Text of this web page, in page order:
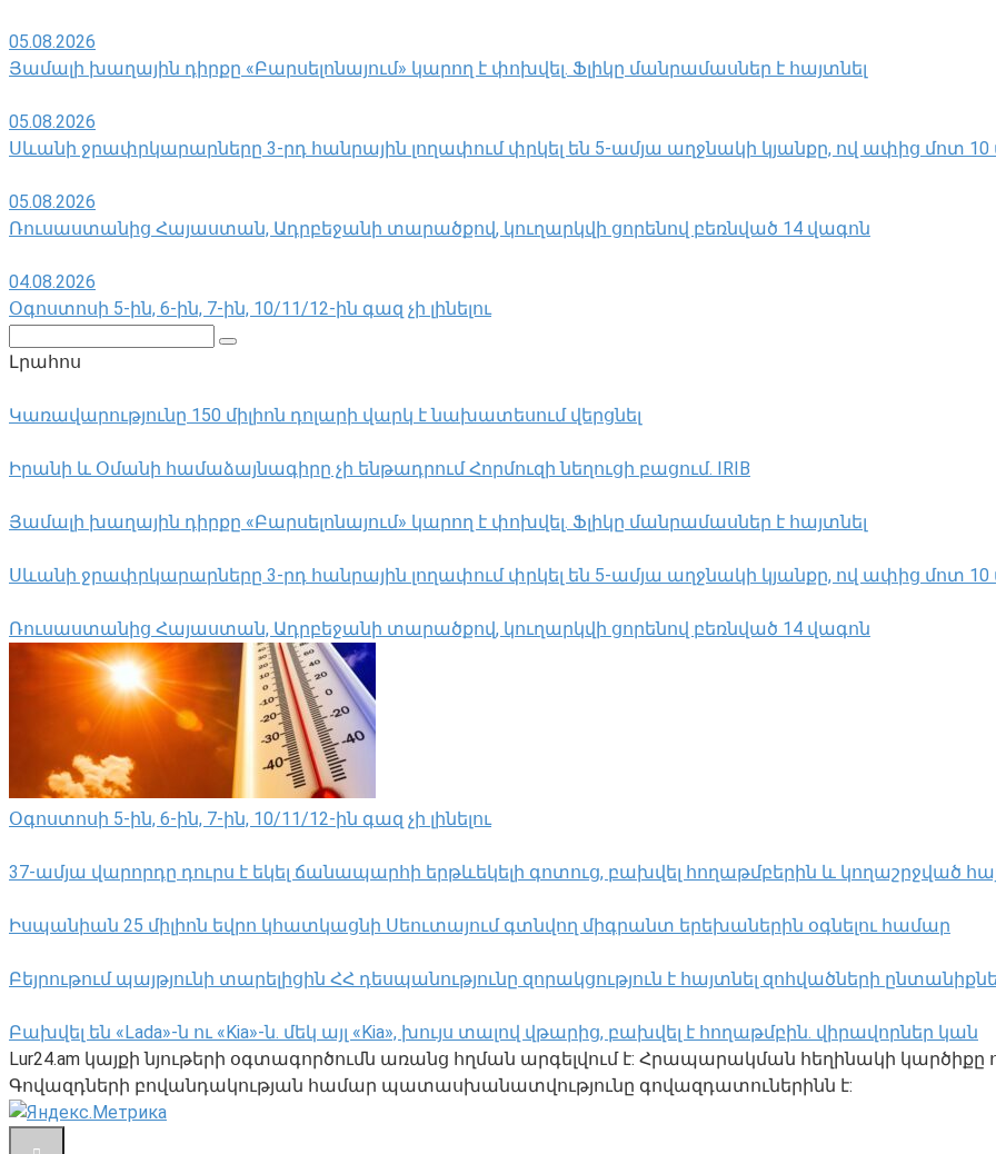
05.08.2026
Յամալի խաղային դիրքը «Բարսելոնայում» կարող է փոխվել․ Ֆլիկը մանրամասներ է հայտնել
05.08.2026
Սևանի ջրափրկարարները 3-րդ հանրային լողափում փրկել են 5-ամյա աղջնակի կյանքը, ով ափից մոտ 10
05.08.2026
Ռուսաստանից Հայաստան, Ադրբեջանի տարածքով, կուղարկվի ցորենով բեռնված 14 վագոն
04.08.2026
Օգոստոսի 5-ին, 6-ին, 7-ին, 10/11/12-ին գազ չի լինելու
Լրահոս
Կառավարությունը 150 միլիոն դոլարի վարկ է նախատեսում վերցնել
Իրանի և Օմանի համաձայնագիրը չի ենթադրում Հորմուզի նեղուցի բացում. IRIB
Յամալի խաղային դիրքը «Բարսելոնայում» կարող է փոխվել․ Ֆլիկը մանրամասներ է հայտնել
Սևանի ջրափրկարարները 3-րդ հանրային լողափում փրկել են 5-ամյա աղջնակի կյանքը, ով ափից մոտ 10
Ռուսաստանից Հայաստան, Ադրբեջանի տարածքով, կուղարկվի ցորենով բեռնված 14 վագոն
Օգոստոսի 5-ին, 6-ին, 7-ին, 10/11/12-ին գազ չի լինելու
37-ամյա վարորդը դուրս է եկել ճանապարհի երթևեկելի գոտուց, բախվել հողաթմբերին և կողաշրջված
Իսպանիան 25 միլիոն եվրո կհատկացնի Սեուտայում գտնվող միգրանտ երեխաներին օգնելու համար
Բեյրութում պայթյունի տարելիցին ՀՀ դեսպանությունը զորակցություն է հայտնել զոհվածների
Բախվել են «Lada»-ն ու «Kia»-ն. մեկ այլ «Kia», խույս տալով վթարից, բախվել է հողաթմբին. վիրավորներ կան
Lur24.am կայքի նյութերի օգտագործումն առանց հղման արգելվում է: Հրապարակման հեղինակի
Գովազդների բովանդակության համար պատասխանատվությունը գովազդատուներինն է: